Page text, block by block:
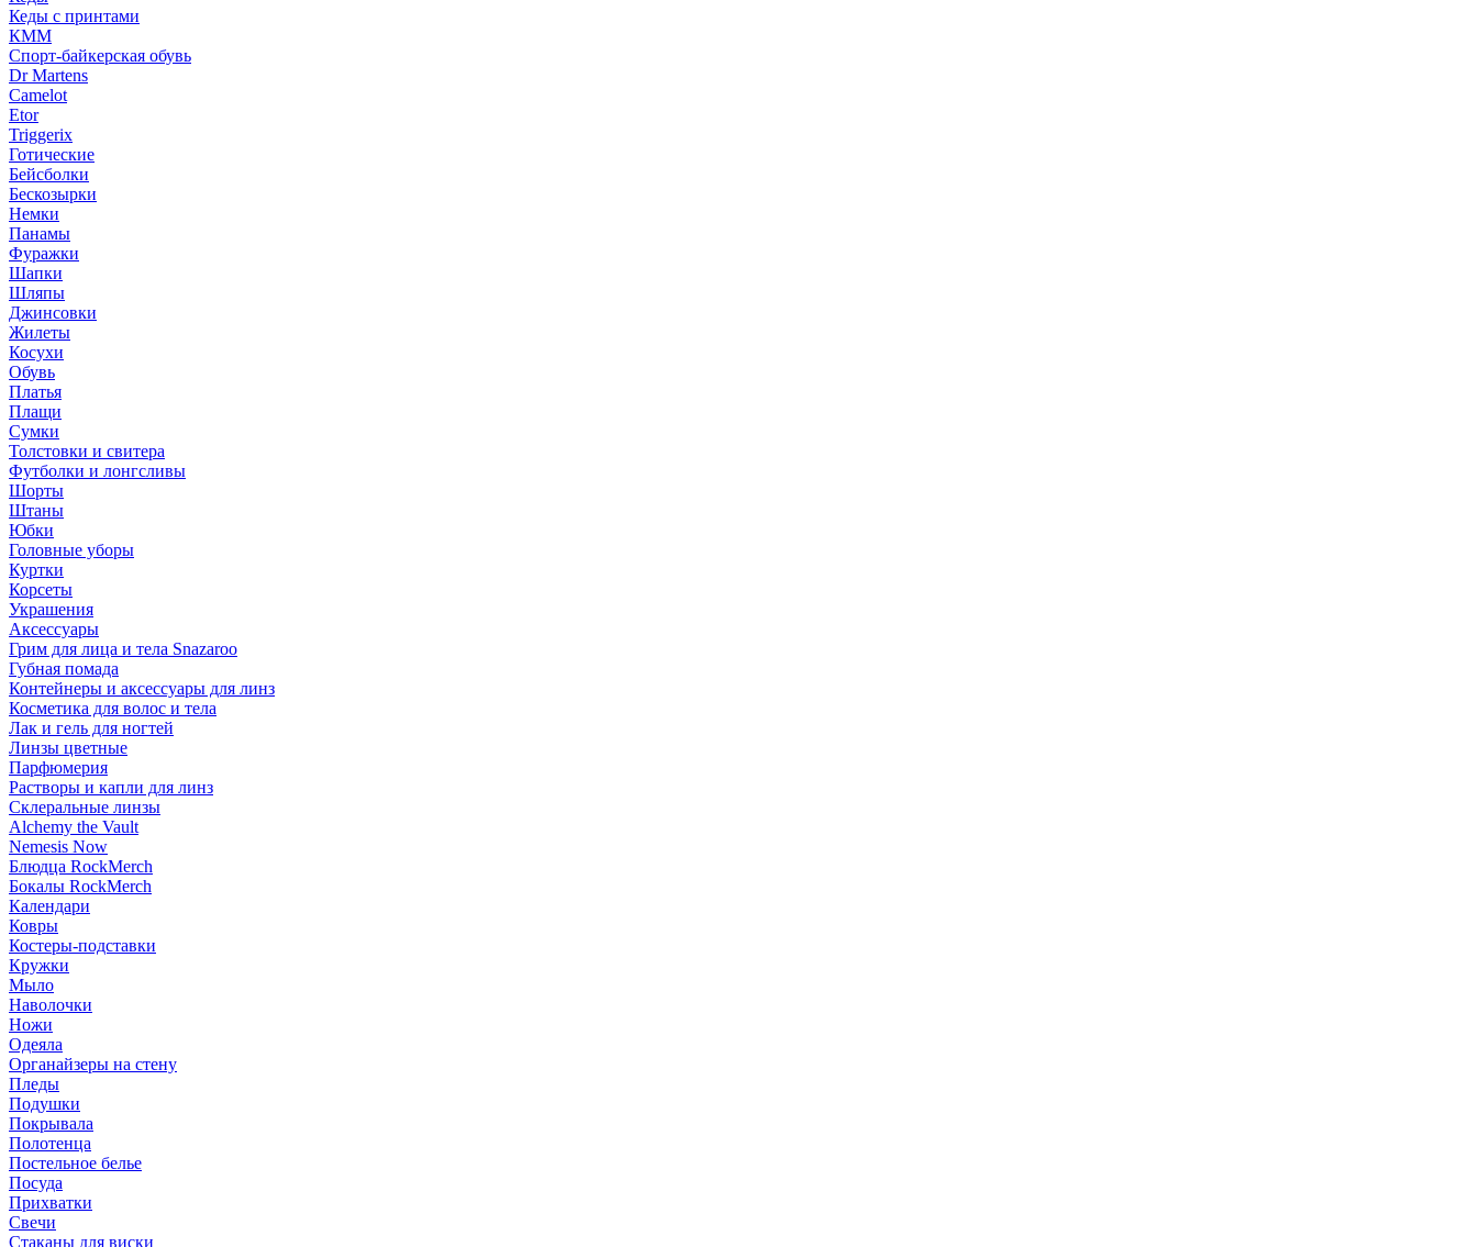
Кеды с принтами
КММ
Спорт-байкерская обувь
Dr Martens
Camelot
Etor
Triggerix
Готические
Бейсболки
Бескозырки
Немки
Панамы
Фуражки
Шапки
Шляпы
Джинсовки
Жилеты
Косухи
Обувь
Платья
Плащи
Сумки
Толстовки и свитера
Футболки и лонгсливы
Шорты
Штаны
Юбки
Головные уборы
Куртки
Корсеты
Украшения
Аксессуары
Грим для лица и тела Snazaroo
Губная помада
Контейнеры и аксессуары для линз
Косметика для волос и тела
Лак и гель для ногтей
Линзы цветные
Парфюмерия
Растворы и капли для линз
Склеральные линзы
Alchemy the Vault
Nemesis Now
Блюдца RockMerch
Бокалы RockMerch
Календари
Ковры
Костеры-подставки
Кружки
Мыло
Наволочки
Ножи
Одеяла
Органайзеры на стену
Пледы
Подушки
Покрывала
Полотенца
Постельное белье
Посуда
Прихватки
Свечи
Стаканы для виски